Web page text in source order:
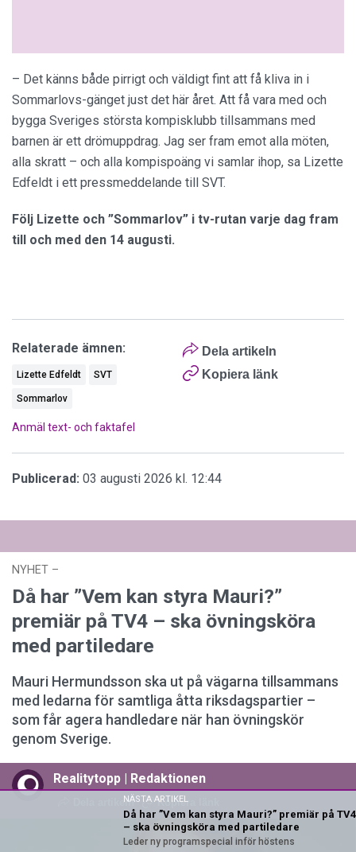
– Det känns både pirrigt och väldigt fint att få kliva in i
Sommarlovs-gänget just det här året. Att få vara med och
bygga Sveriges största kompisklubb tillsammans med
barnen är ett drömuppdrag. Jag ser fram emot alla möten,
alla skratt – och alla kompispoäng vi samlar ihop, sa Lizette
Edfeldt i ett pressmeddelande till SVT.
Följ Lizette och ”Sommarlov” i tv-rutan varje dag fram
till och med den 14 augusti.
Dela artikeln
Kopiera länk
Relaterade ämnen:
Lizette Edfeldt SVT
Sommarlov
Anmäl text- och faktafel
Publicerad: 03 augusti 2026 kl. 12:44
NYHET –
Då har ”Vem kan styra Mauri?”
premiär på TV4 – ska övningsköra
med partiledare
Mauri Hermundsson ska ut på vägarna tillsammans
med ledarna för samtliga åtta riksdagspartier –
som får agera handledare när han övningskör
genom Sverige.
Realitytopp | Redaktionen
Dela artikeln Kopiera länk
NÄSTA ARTIKEL
Då har ”Vem kan styra Mauri?” premiär på TV4
– ska övningsköra med partiledare
Leder ny programspecial inför höstens